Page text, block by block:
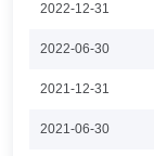
上海农商银行
2022-12-31
2022-06-30
2021-12-31
2021-06-30